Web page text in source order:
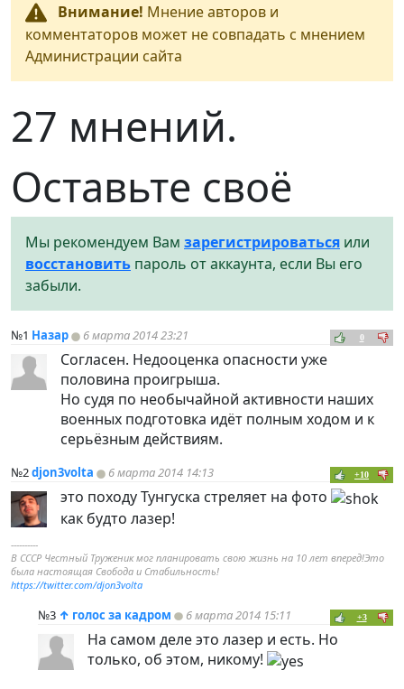
Внимание! Мнение авторов и
комментаторов может не совпадать с мнением
Администрации сайта
27 мнений.
Оставьте своё
Мы рекомендуем Вам зарегистрироваться или
восстановить пароль от аккаунта, если Вы его
забыли.
№1 Назар 6 марта 2014 23:21 0
Согласен. Недооценка опасности уже
половина проигрыша.
Но судя по необычайной активности наших
военных подготовка идёт полным ходом и к
серьёзным действиям.
№2djon3volta 6 марта 2014 14:13 +10
это походу Тунгуска стреляет на фото
как будто лазер!
----------
В СССР Честный Труженик мог планировать свою жизнь на 10 лет вперед!Это
была настоящая Свобода и Стабильность!
https://twitter.com/djon3volta
№3 ↑ голос за кадром 6 марта 2014 15:11 +3
На самом деле это лазер и есть. Но
только, об этом, никому!